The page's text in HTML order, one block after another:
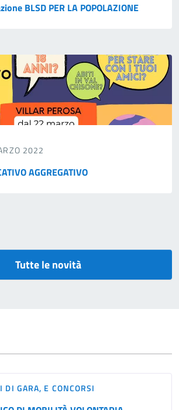
BLSD PER LA POPOLAZIONE
2022
AGGREGATIVO
Tutte le novità
DI GARA, E CONCORSI